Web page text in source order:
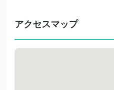
アクセスマップ